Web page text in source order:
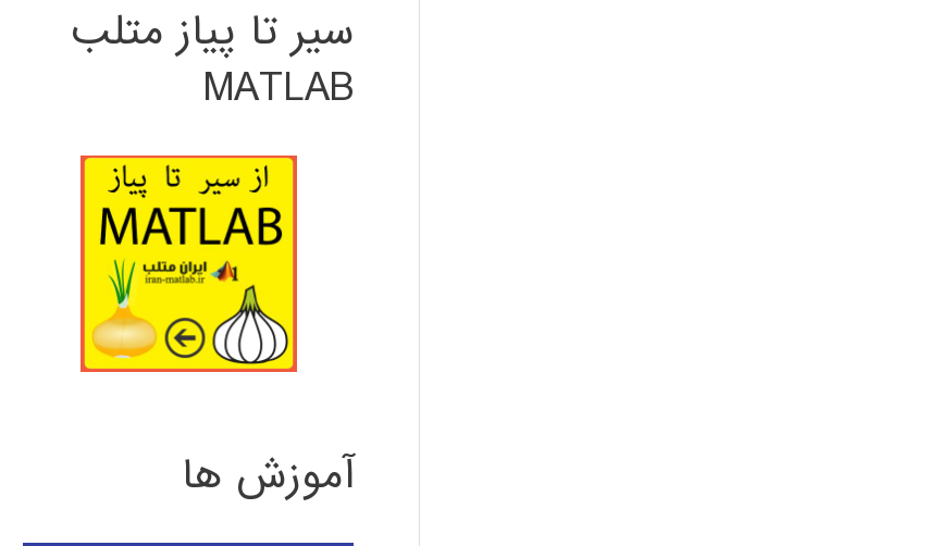
سیر تا پیاز متلب
MATLAB
آموزش ها